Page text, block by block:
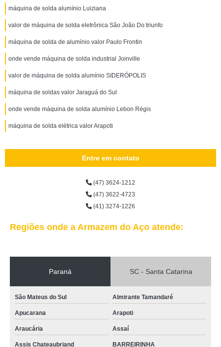
máquina de solda alumínio Luiziana
valor de máquina de solda eletrônica São João Do triunfo
máquina de solda de alumínio valor Paulo Frontin
onde vende máquina de solda industrial Joinville
valor de máquina de solda alumínio SIDERÓPOLIS
máquina de soldas valor Jaraguá do Sul
onde vende máquina de solda alumínio Lebon Régis
máquina de solda elétrica valor Arapoti
Entre em contato
(47) 3624-1212
(47) 3622-4723
(41) 3274-1226
Regiões onde a Armazem do Aço atende:
Paraná SC - Santa Catarina
São Mateus do Sul Almirante Tamandaré
Apucarana Arapoti
Araucária Assaí
Assis Chateaubriand BARREIRINHA